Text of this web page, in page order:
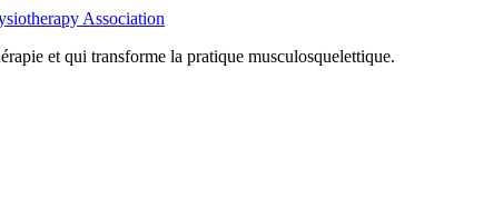
et qui transforme la pratique musculosquelettique.